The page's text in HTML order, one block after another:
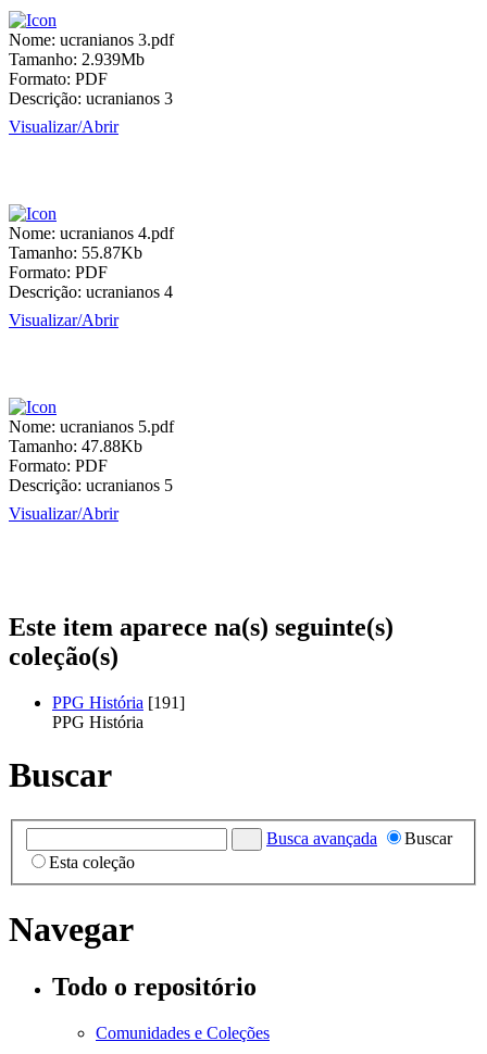
Nome: ucranianos 3.pdf
Tamanho: 2.939Mb
Formato: PDF
Descrição: ucranianos 3
Visualizar/Abrir
Nome: ucranianos 4.pdf
Tamanho: 55.87Kb
Formato: PDF
Descrição: ucranianos 4
Visualizar/Abrir
Nome: ucranianos 5.pdf
Tamanho: 47.88Kb
Formato: PDF
Descrição: ucranianos 5
Visualizar/Abrir
Este item aparece na(s) seguinte(s)
coleção(s)
PPG História [191]
PPG História
Buscar
Busca avançada
Buscar
Esta coleção
Navegar
Todo o repositório
Comunidades e Coleções